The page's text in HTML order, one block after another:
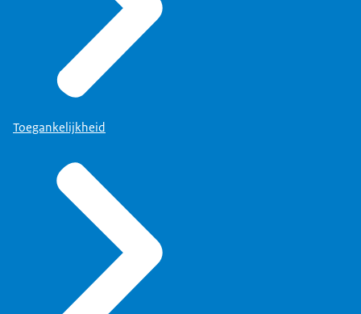
Toegankelijkheid